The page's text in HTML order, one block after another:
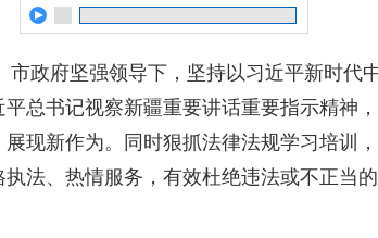
市政府坚强领导下，坚持以习近平新时代
平总书记视察新疆重要讲话重要指示精神
现新作为。同时狠抓法律法规学习培训
法、热情服务，有效杜绝违法或不正当的